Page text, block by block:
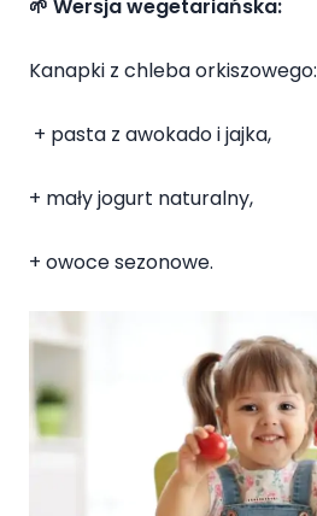
🌱 Wersja wegetariańska:
Kanapki z chleba orkiszowego:
+ pasta z awokado i jajka,
+ mały jogurt naturalny,
+ owoce sezonowe.